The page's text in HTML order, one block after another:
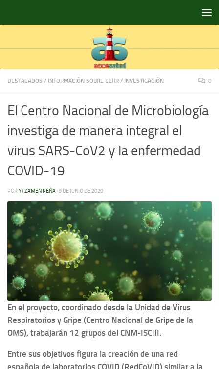
DESTACADOS / INFORMACIÓN SOBRE EERR / INVESTIGACIÓN 0
El Centro Nacional de Microbiología
investiga de manera integral el
virus SARS-CoV2 y la enfermedad
COVID-19
POR YTZAMEN PEÑA ·9 DE JUNIO DE 2020
En el proyecto, coordinado desde la Unidad de Virus
Respiratorios y Gripe (Centro Nacional de Gripe de la
OMS), trabajarán 12 grupos del CNM-ISCIII.
Entre sus objetivos figura la creación de una red
española de laboratorios COVID (RedCoVID) similar a la